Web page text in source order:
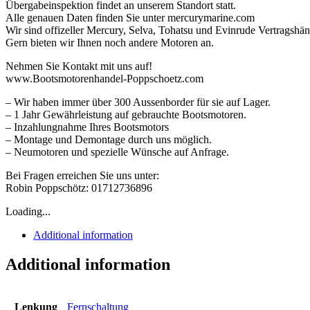
Übergabeinspektion findet an unserem Standort statt.
Alle genauen Daten finden Sie unter mercurymarine.com
Wir sind offizeller Mercury, Selva, Tohatsu und Evinrude
Gern bieten wir Ihnen noch andere Motoren an.
Nehmen Sie Kontakt mit uns auf!
www.Bootsmotorenhandel-Poppschoetz.com
– Wir haben immer über 300 Aussenborder für sie auf Lager.
– 1 Jahr Gewährleistung auf gebrauchte Bootsmotoren.
– Inzahlungnahme Ihres Bootsmotors
– Montage und Demontage durch uns möglich.
– Neumotoren und spezielle Wünsche auf Anfrage.
Bei Fragen erreichen Sie uns unter:
Robin Poppschötz: 01712736896
Loading...
Additional information
Additional information
Lenkung Fernschaltung